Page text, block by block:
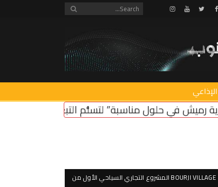
Facebook
Twitter
Youtube
Instagram
لتسلُّم التبغ من قرى المنطقة
BOURJI VILLAGE المشروع التجاري السياحي الأول من